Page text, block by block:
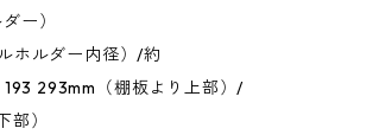
ー）
ホルダー内径）/約
293mm（棚板より上部）/
）